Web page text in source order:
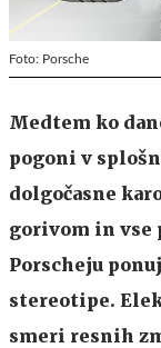
Foto: Porsche
Medtem ko
pogoni v
dolgočasne
gorivom in vse
Porscheju
stereotipe.
smeri resnih